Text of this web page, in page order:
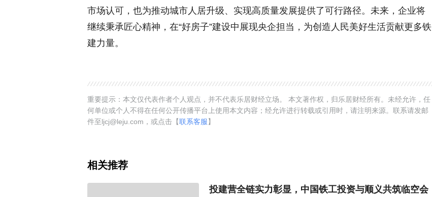
市场认可，也为推动城市人居升级、实现高质量发展提供了可行路径。未来，企业将
继续秉承匠心精神，在“好房子”建设中展现央企担当，为创造人民美好生活贡献更多铁
建力量。
重要提示：本文仅代表作者个人观点，并不代表乐居财经立场。 本文著作权，归乐居财经所有。未经允许，任
何单位或个人不得在任何公开传播平台上使用本文内容；经允许进行转载或引用时，请注明来源。联系请发邮
件至ljcj@leju.com，或点击【联系客服】
相关推荐
投建营全链实力彰显，中国铁工投资与顺义共筑临空会